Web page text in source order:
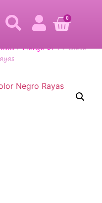
0
/Manga 3/4/ Blusa